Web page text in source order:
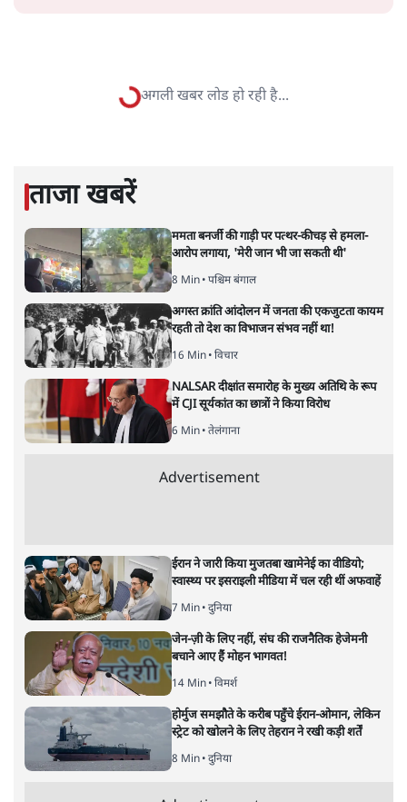
ताजा खबरें
ममता बनर्जी की गाड़ी पर पत्थर-कीचड़ से हमला-
8 Min•पश्चिम बंगाल
अगस्त क्रांति आंदोलन में जनता की एकजुटता कायम
16 Min•विचार
NALSAR दीक्षांत समारोह के मुख्य अतिथि के रूप
6 Min •
ईरान ने जारी किया मुजतबा खामेनेई का वीडियो;
स्वास्थ्य पर इसराइली मीडिया में चल रही थीं अफवाहें
7 Min • दुनिया
जेन-ज़ी के लिए नहीं, संघ की राजनैतिक हेजेमनी
14 Min •विमर्श
होर्मुज समझौते के करीब पहुँचे ईरान-ओमान, लेकिन
स्ट्रेट को खोलने के लिए तेहरान ने रखी कड़ी शर्तें
8 Min •